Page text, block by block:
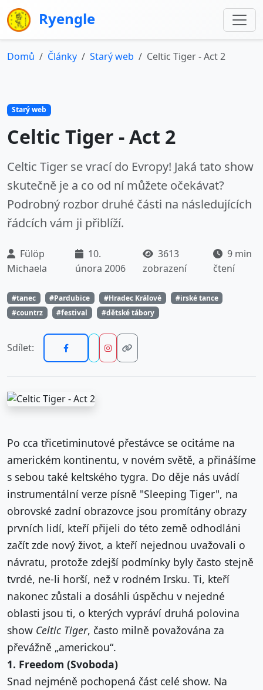
Ryengle
Domů Články Starý web Celtic Tiger - Act 2
Starý web
Celtic Tiger - Act 2
Celtic Tiger se vrací do Evropy! Jaká tato show
skutečně je a co od ní můžete očekávat?
Podrobný rozbor druhé části na následujících
řádcích vám ji přiblíží.
Fülöp
Michaela
10.
února 2006
3613
zobrazení
9 min
čtení
#tanec #Pardubice #Hradec Králové
#irské tance
#countrz
#festival #dětské tábory
Sdílet:
Po cca třicetiminutové přestávce se ocitáme na
americkém kontinentu, v novém světě, a přinášíme
s sebou také keltského tygra. Do děje nás uvádí
instrumentální verze písně "Sleeping Tiger", na
obrovské zadní obrazovce jsou promítány obrazy
prvních lidí, kteří přijeli do této země odhodláni
začít zde nový život, a kteří nejednou uvažovali o
návratu, protože zdejší podmínky byly často stejně
tvrdé, ne-li horší, než v rodném Irsku. Ti, kteří
nakonec zůstali a dosáhli úspěchu v nejedné
oblasti jsou ti, o kterých vypráví druhá polovina
show Celtic Tiger, často milně považována za
převážně „americkou“.
1. Freedom (Svoboda)
Snad nejméně pochopená část celé show. Na